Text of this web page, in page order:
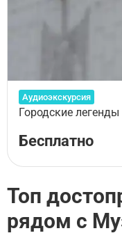
Аудиоэкскурсия
Городские
Бесплатно
Топ
рядом с